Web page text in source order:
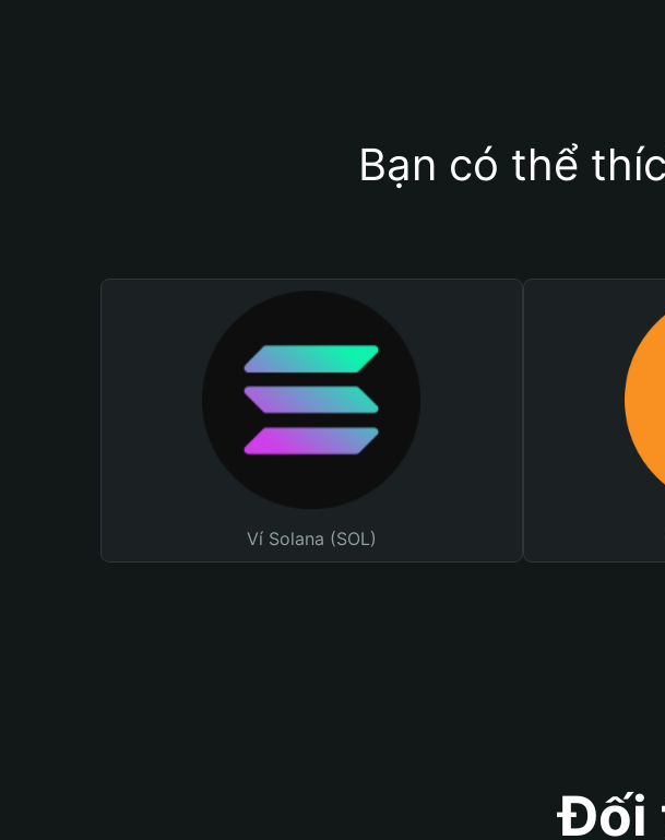
Bạn có thể
Ví Solana (SOL)
Đối